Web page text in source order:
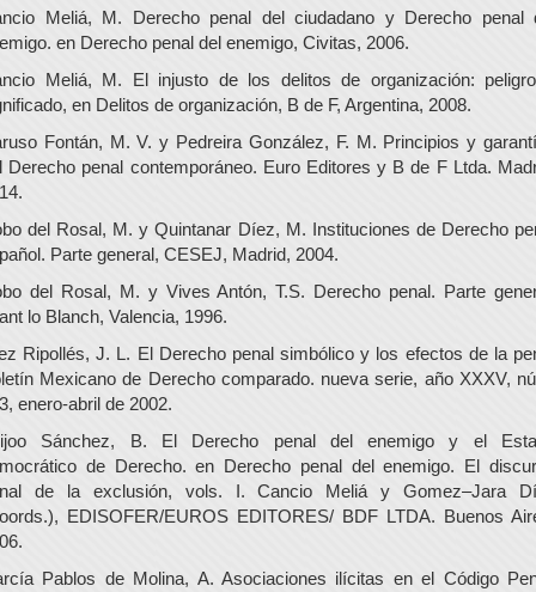
Meliá, M. Derecho penal del ciudadano y Derecho penal
en Derecho penal del enemigo, Civitas, 2006.
Meliá, M. El injusto de los delitos de organización:
en Delitos de organización, B de F, Argentina, 2008.
Fontán, M. V. y Pedreira González, F. M. Principios y
Derecho penal contemporáneo. Euro Editores y B de F Ltda.
del Rosal, M. y Quintanar Díez, M. Instituciones de Derecho
Parte general, CESEJ, Madrid, 2004.
del Rosal, M. y Vives Antón, T.S. Derecho penal. Parte
lo Blanch, Valencia, 1996.
Ripollés, J. L. El Derecho penal simbólico y los efectos de la
Mexicano de Derecho comparado. nueva serie, año XXXV,
enero-abril de 2002.
Sánchez, B. El Derecho penal del enemigo y el
de Derecho. en Derecho penal del enemigo. El
de la exclusión, vols. I. Cancio Meliá y Gomez–Jara
EDISOFER/EUROS EDITORES/ BDF LTDA. Buenos
Pablos de Molina, A. Asociaciones ilícitas en el Código